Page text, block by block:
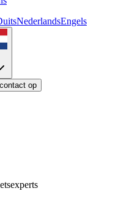
NederlandsEngels
op